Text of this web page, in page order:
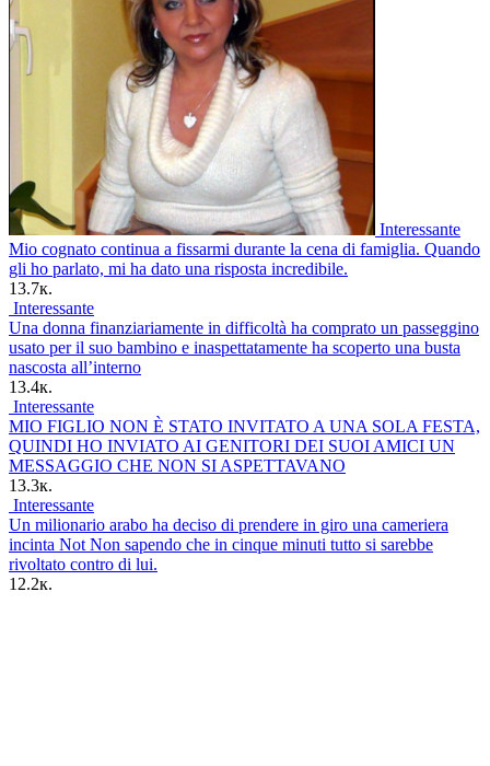
Interessante
Mio cognato continua a fissarmi durante la cena di famiglia. Quando
gli ho parlato, mi ha dato una risposta incredibile.
13.7к.
Interessante
Una donna finanziariamente in difficoltà ha comprato un passeggino
usato per il suo bambino e inaspettatamente ha scoperto una busta
nascosta all’interno
13.4к.
Interessante
MIO FIGLIO NON È STATO INVITATO A UNA SOLA FESTA,
QUINDI HO INVIATO AI GENITORI DEI SUOI AMICI UN
MESSAGGIO CHE NON SI ASPETTAVANO
13.3к.
Interessante
Un milionario arabo ha deciso di prendere in giro una cameriera
incinta Not Non sapendo che in cinque minuti tutto si sarebbe
rivoltato contro di lui.
12.2к.